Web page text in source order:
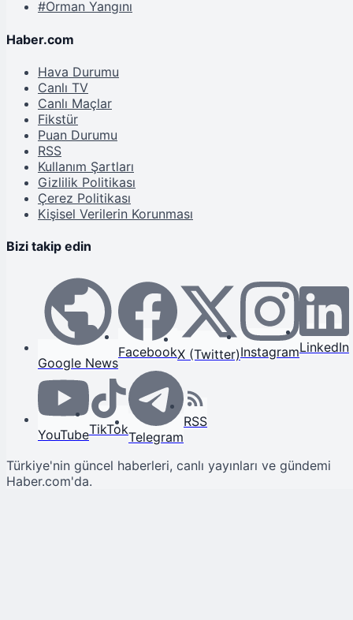
#Orman Yangını
Haber.com
Hava Durumu
Canlı TV
Canlı Maçlar
Fikstür
Puan Durumu
RSS
Kullanım Şartları
Gizlilik Politikası
Çerez Politikası
Kişisel Verilerin Korunması
Bizi takip edin
Google News
FacebookX (Twitter)InstagramLinkedIn
YouTubeTikTokTelegram
RSS
Türkiye'nin güncel haberleri, canlı yayınları ve gündemi
Haber.com'da.